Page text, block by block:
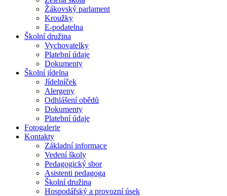
Žákovský parlament
Kroužky
E-podatelna
Školní družina
Vychovatelky
Platební údaje
Dokumenty
Školní jídelna
Jídelníček
Alergeny
Odhlášení obědů
Dokumenty
Platební údaje
Fotogalerie
Kontakty
Základní informace
Vedení školy
Pedagogický sbor
Asistenti pedagoga
Školní družina
Hospodářský a provozní úsek